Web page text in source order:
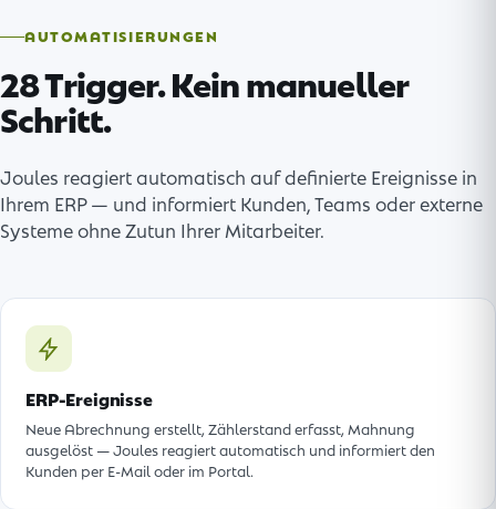
AUTOMATISIERUNGEN
28 Trigger. Kein manueller
Schritt.
Joules reagiert automatisch auf definierte Ereignisse in
Ihrem ERP — und informiert Kunden, Teams oder externe
Systeme ohne Zutun Ihrer Mitarbeiter.
ERP-Ereignisse
Neue Abrechnung erstellt, Zählerstand erfasst, Mahnung
ausgelöst — Joules reagiert automatisch und informiert den
Kunden per E-Mail oder im Portal.